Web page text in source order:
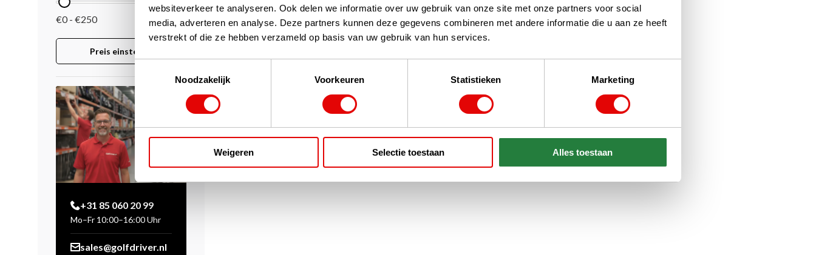
websiteverkeer te analyseren. Ook delen we informatie over uw gebruik van onze site met onze partners voor social
media, adverteren en analyse. Deze partners kunnen deze gegevens combineren met andere informatie die u aan ze heeft
verstrekt of die ze hebben verzameld op basis van uw gebruik van hun services.
Toestemmingsselectie
Noodzakelijk
Voorkeuren Statistieken Marketing
Weigeren Selectie toestaan Alles toestaan
€0 - €250
Preis einstellen
+31 85 060 20 99
Mo–Fr 10:00–16:00 Uhr
sales@golfdriver.nl